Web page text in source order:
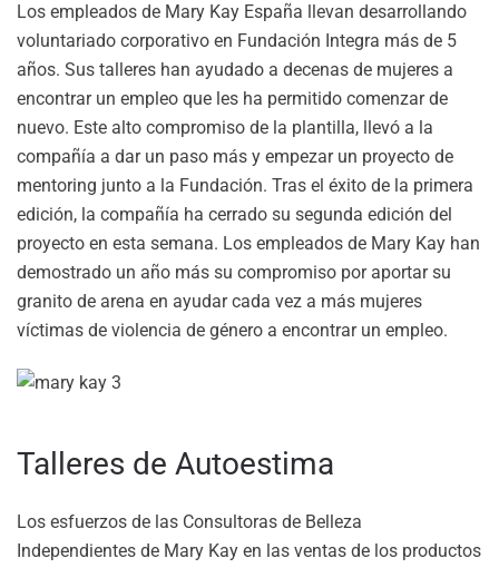
Los empleados de Mary Kay España llevan desarrollando
voluntariado corporativo en Fundación Integra más de 5
años. Sus talleres han ayudado a decenas de mujeres a
encontrar un empleo que les ha permitido comenzar de
nuevo. Este alto compromiso de la plantilla, llevó a la
compañía a dar un paso más y empezar un proyecto de
mentoring junto a la Fundación. Tras el éxito de la primera
edición, la compañía ha cerrado su segunda edición del
proyecto en esta semana. Los empleados de Mary Kay han
demostrado un año más su compromiso por aportar su
granito de arena en ayudar cada vez a más mujeres
víctimas de violencia de género a encontrar un empleo.
Talleres de Autoestima
Los esfuerzos de las Consultoras de Belleza
Independientes de Mary Kay en las ventas de los productos